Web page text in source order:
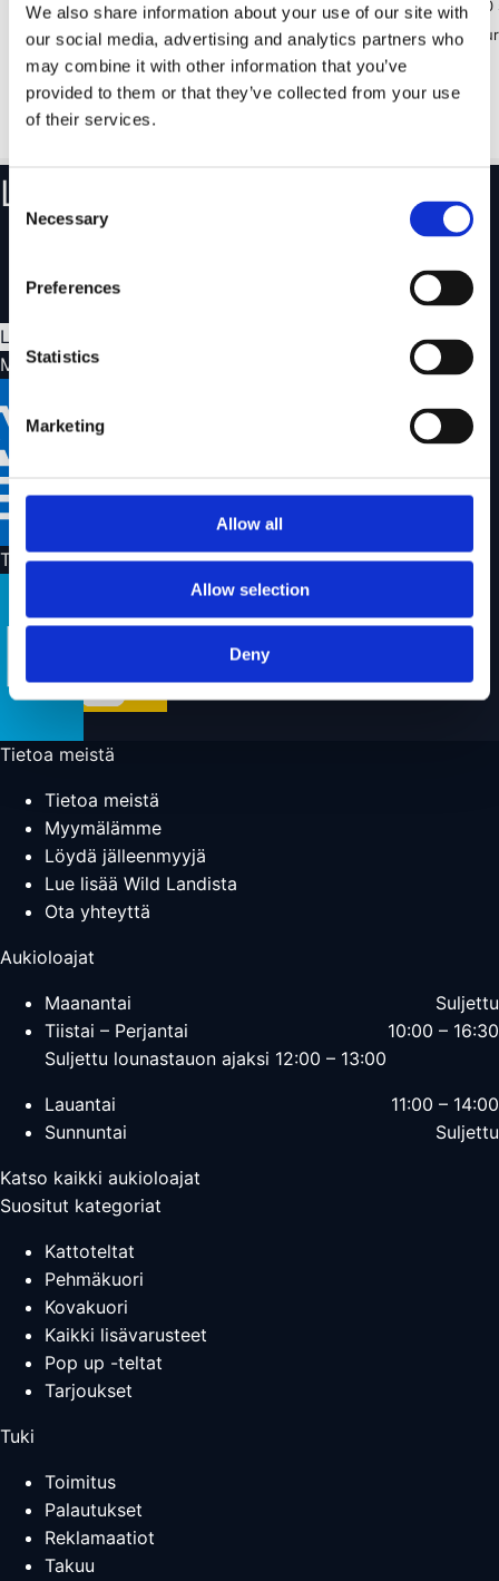
We also share information about your use of our site with
our social media, advertising and analytics partners who
may combine it with other information that you’ve
provided to them or that they’ve collected from your use
of their services.
Selection
Necessary
Preferences
Statistics
Marketing
Allow all
Allow selection
Deny
Lisätilaa leiripaikalle
Suojaa pöydän ja tuolien ylle
Varastossa
219,99 €
Avautuu 30
Kuormaa
Luo tili
Seuraa tilauksiasi ja katso tilaushistoriasi
Hallitse helposti palautuksia ja reklamaatioita
Luo tili
Maksutavat
Toimitustavat
Tietoa meistä
Tietoa meistä
Myymälämme
Löydä jälleenmyyjä
Lue lisää Wild Landista
Ota yhteyttä
Aukioloajat
Maanantai
Suljettu
Tiistai – Perjantai
10:00 – 16:30
Suljettu lounastauon ajaksi 12:00 – 13:00
Lauantai
11:00 – 14:00
Sunnuntai
Suljettu
Katso kaikki aukioloajat
Suositut kategoriat
Kattoteltat
Pehmäkuori
Kovakuori
Kaikki lisävarusteet
Pop up -teltat
Tarjoukset
Tuki
Toimitus
Palautukset
Reklamaatiot
Takuu